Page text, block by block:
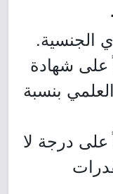
على شهادة
بنسبة
على درجة لا